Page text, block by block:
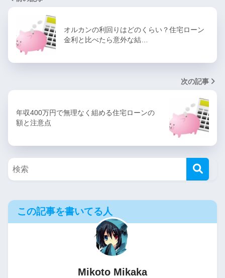
オルカンの利回りはどのくらい？住宅ローン
金利と比べたら意外な結…
次の記事
年収400万円で無理なく組める住宅ローンの
額と注意点
この記事を書いてる人
Mikoto Mikaka